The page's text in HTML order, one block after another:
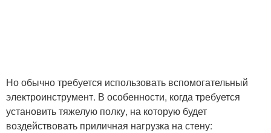
Но обычно требуется использовать вспомогательный
электроинструмент. В особенности, когда требуется
установить тяжелую полку, на которую будет
воздействовать приличная нагрузка на стену: